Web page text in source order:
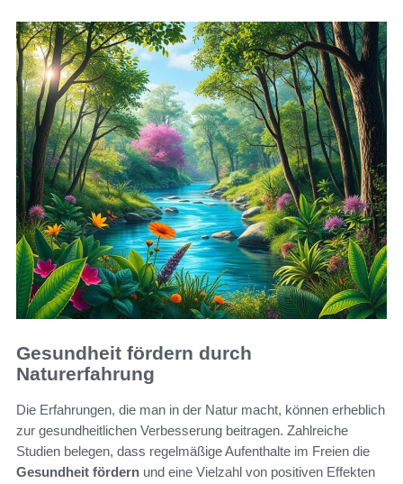
Gesundheit fördern durch
Naturerfahrung
Die Erfahrungen, die man in der Natur macht, können erheblich
zur gesundheitlichen Verbesserung beitragen. Zahlreiche
Studien belegen, dass regelmäßige Aufenthalte im Freien die
Gesundheit fördern und eine Vielzahl von positiven Effekten